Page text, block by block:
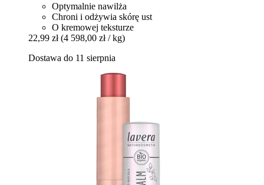
Optymalnie nawilża
Chroni i odżywia skórę ust
O kremowej teksturze
22,99 zł (4 598,00 zł / kg)
Dostawa do 11 sierpnia